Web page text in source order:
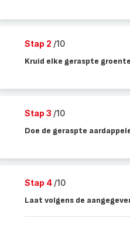
Stap 2 /10
Kruid elke geraspte
Stap 3 /10
Doe de geraspte
Stap 4 /10
Laat volgens de